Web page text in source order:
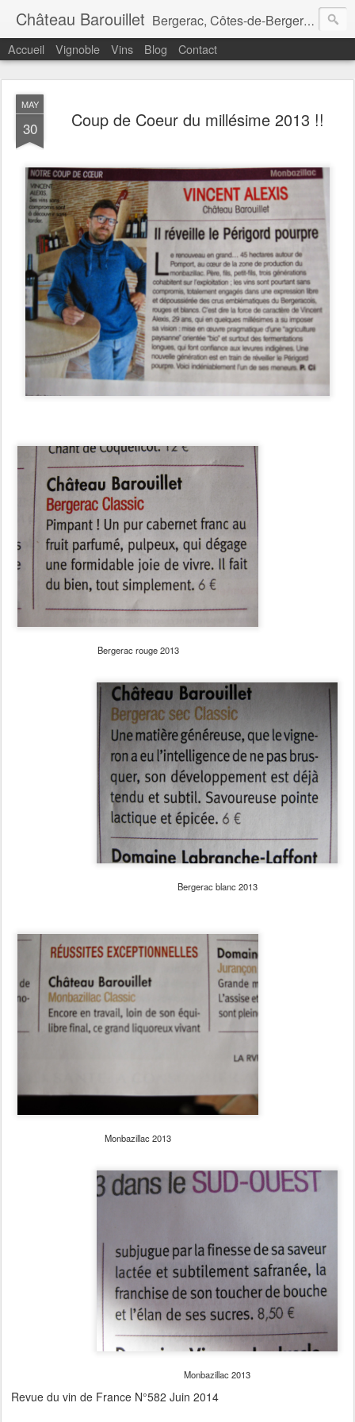
Château Barouillet Bergerac, Côtes-de-Bergerac, Monbazillac et Pécharmant
Accueil Vignoble Vins Blog Contact
MAY
30 Coup de Coeur du millésime 2013 !!
Bergerac rouge 2013
Bergerac blanc 2013
Monbazillac 2013
Monbazillac 2013
Revue du vin de France N°582 Juin 2014